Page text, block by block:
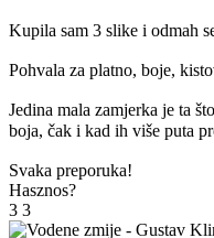
Kupila sam 3 slike i odmah
Pohvala za platno, boje,
Jedina mala zamjerka je ta
boja, čak i kad ih više puta
Svaka preporuka!
Hasznos?
3 3